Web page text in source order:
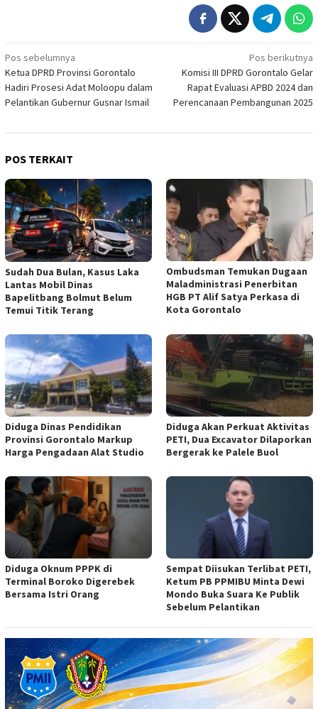
Navigasi
pos
Pos sebelumnya
Ketua DPRD Provinsi Gorontalo
Hadiri Prosesi Adat Moloopu dalam
Pelantikan Gubernur Gusnar Ismail
Pos berikutnya
Komisi III DPRD Gorontalo Gelar
Rapat Evaluasi APBD 2024 dan
Perencanaan Pembangunan 2025
POS TERKAIT
Sudah Dua Bulan, Kasus Laka
Lantas Mobil Dinas
Bapelitbang Bolmut Belum
Temui Titik Terang
Ombudsman Temukan Dugaan
Maladministrasi Penerbitan
HGB PT Alif Satya Perkasa di
Kota Gorontalo
Diduga Dinas Pendidikan
Provinsi Gorontalo Markup
Harga Pengadaan Alat Studio
Diduga Akan Perkuat Aktivitas
PETI, Dua Excavator Dilaporkan
Bergerak ke Palele Buol
Diduga Oknum PPPK di
Terminal Boroko Digerebek
Bersama Istri Orang
Sempat Diisukan Terlibat PETI,
Ketum PB PPMIBU Minta Dewi
Mondo Buka Suara Ke Publik
Sebelum Pelantikan